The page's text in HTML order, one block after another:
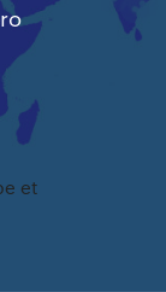
et